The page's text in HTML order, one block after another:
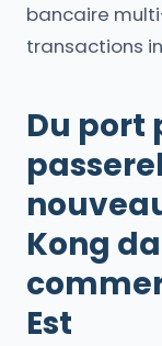
bancaire
transactions
Du port
Kong
Est